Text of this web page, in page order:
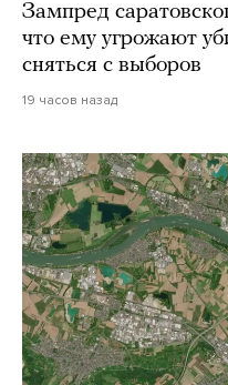
Зампред
что ему угрожают
сняться с выборов
19 часов назад